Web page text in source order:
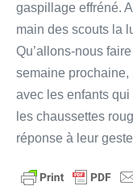
gaspillage effréné.
main des scouts la
Qu’allons-nous
semaine prochaine,
avec les enfants
les chaussettes
réponse à leur